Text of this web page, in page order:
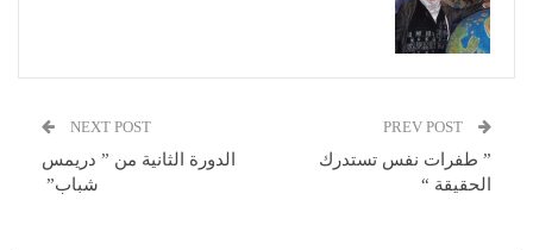
” طفرات نفس تستدرك
الحقيقة “
NEXT POST
الدورة الثانية من ” دريمس
شباب”